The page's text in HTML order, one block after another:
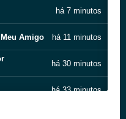
há 7 minutos
Amigo há 11 minutos
há 30 minutos
há 33 minutos